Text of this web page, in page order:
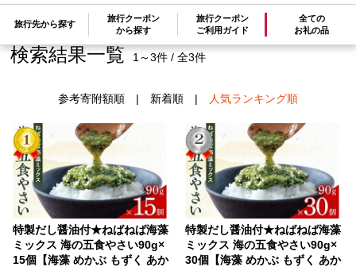
旅行先から探す
旅行クーポン
から探す
旅行クーポン
ご利用ガイド
全ての
お礼の品
検索結果一覧 1～3件 / 全3件
参考寄附額順| 新着順| 人気ランキング順
特製だし醤油付★ねばねば海藻
ミックス 海の五食やさい90g×
15個【海藻 めかぶ もずく あか
特製だし醤油付★ねばねば海藻
ミックス 海の五食やさい90g×
30個【海藻 めかぶ もずく あか